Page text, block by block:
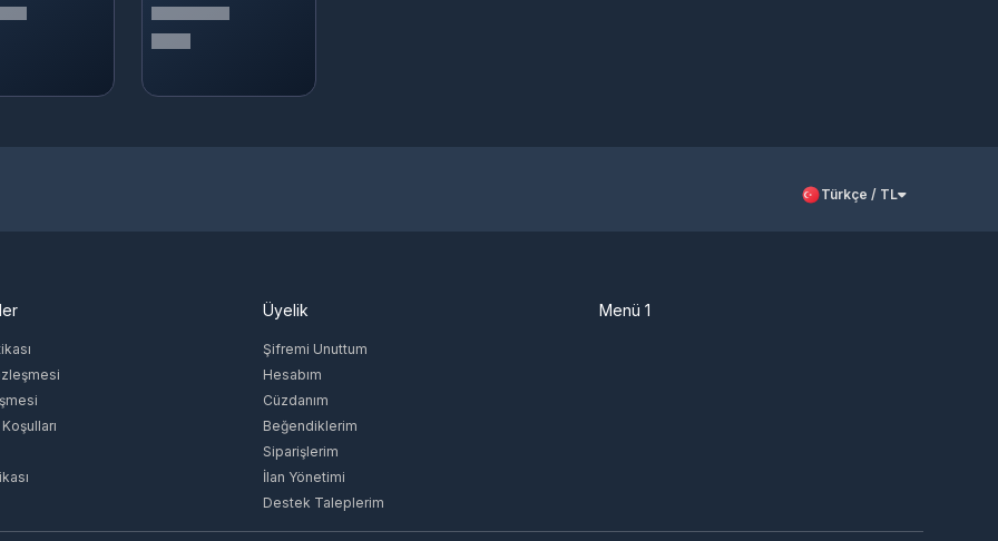
Türkçe / TL
Üyelik
Şifremi Unuttum
Hesabım
Cüzdanım
Beğendiklerim
Siparişlerim
İlan Yönetimi
Destek Taleplerim
Menü 1